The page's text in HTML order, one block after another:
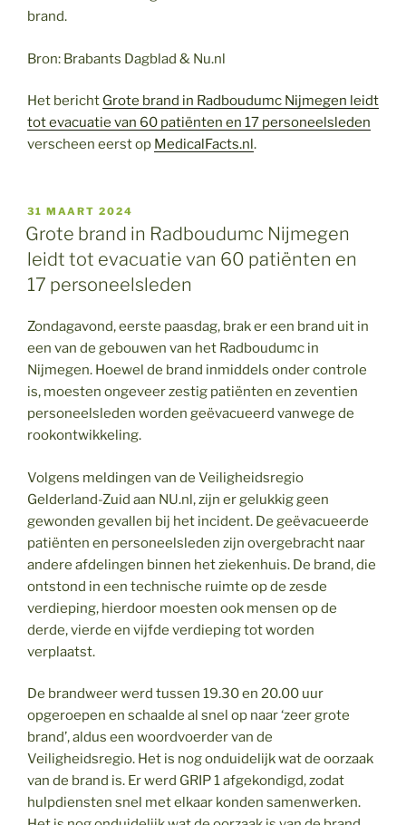
brand.
Bron: Brabants Dagblad & Nu.nl
Het bericht Grote brand in Radboudumc Nijmegen leidt
tot evacuatie van 60 patiënten en 17 personeelsleden
verscheen eerst op MedicalFacts.nl.
GEPLAATST
OP
31 MAART 2024
Grote brand in Radboudumc Nijmegen
leidt tot evacuatie van 60 patiënten en
17 personeelsleden
Zondagavond, eerste paasdag, brak er een brand uit in
een van de gebouwen van het Radboudumc in
Nijmegen. Hoewel de brand inmiddels onder controle
is, moesten ongeveer zestig patiënten en zeventien
personeelsleden worden geëvacueerd vanwege de
rookontwikkeling.
Volgens meldingen van de Veiligheidsregio
Gelderland-Zuid aan NU.nl, zijn er gelukkig geen
gewonden gevallen bij het incident. De geëvacueerde
patiënten en personeelsleden zijn overgebracht naar
andere afdelingen binnen het ziekenhuis. De brand, die
ontstond in een technische ruimte op de zesde
verdieping, hierdoor moesten ook mensen op de
derde, vierde en vijfde verdieping tot worden
verplaatst.
De brandweer werd tussen 19.30 en 20.00 uur
opgeroepen en schaalde al snel op naar ‘zeer grote
brand’, aldus een woordvoerder van de
Veiligheidsregio. Het is nog onduidelijk wat de oorzaak
van de brand is. Er werd GRIP 1 afgekondigd, zodat
hulpdiensten snel met elkaar konden samenwerken.